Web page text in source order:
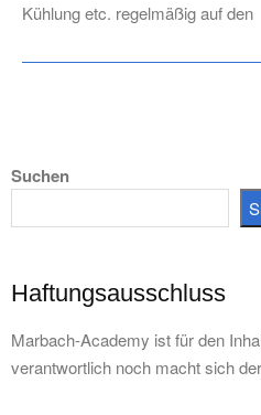
Kühlung etc. regelmäßig auf den
Suchen
Haftungsausschluss
Marbach-Academy ist für den
verantwortlich noch macht sich